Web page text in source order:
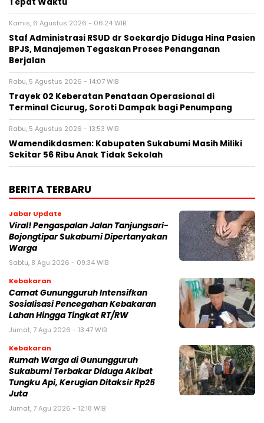
Tepat Waktu
Kamis, 6 Agustus 2026 - 06:24 WIB
Staf Administrasi RSUD dr Soekardjo Diduga Hina Pasien
BPJS, Manajemen Tegaskan Proses Penanganan
Berjalan
Rabu, 5 Agustus 2026 - 14:07 WIB
‎Trayek 02 Keberatan Penataan Operasional di
Terminal Cicurug, Soroti Dampak bagi Penumpang
Rabu, 5 Agustus 2026 - 13:53 WIB
Wamendikdasmen: Kabupaten Sukabumi Masih Miliki
Sekitar 56 Ribu Anak Tidak Sekolah
BERITA TERBARU
Jabar Update
Viral! Pengaspalan Jalan Tanjungsari-
Bojongtipar Sukabumi Dipertanyakan
Warga
Sabtu, 8 Agu 2026 - 09:34 WIB
Kebakaran
‎‎Camat Gunungguruh Intensifkan
Sosialisasi Pencegahan Kebakaran
Lahan Hingga Tingkat RT/RW‎
Jumat, 7 Agu 2026 - 13:47 WIB
Kebakaran
‎Rumah Warga di Gunungguruh
Sukabumi Terbakar Diduga Akibat
Tungku Api, Kerugian Ditaksir Rp25
Juta
Jumat, 7 Agu 2026 - 12:18 WIB